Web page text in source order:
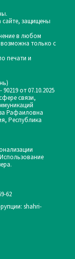
защищены
в любом
только с
печати и
от 07.10.2025
связи,
Рафаиловна
Республика
62
shahri-